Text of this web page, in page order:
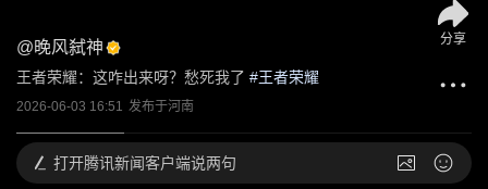
@晚风弑神
王者荣耀：这咋出来呀？愁死我了 #王者荣耀
2026-06-03 16:51 发布于河南
分享
打开腾讯新闻客户端说两句